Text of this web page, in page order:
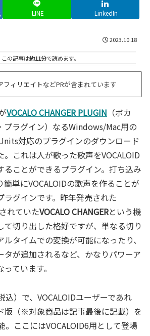
LINE LinkedIn
2023.10.18
この記事は約11分で読めます。
フィリエイトなどPRが含まれています
VOCALO CHANGER PLUGIN （ボカ
プラグイン）なるWindows/Mac用の
対応のプラグインのダウンロード
これは人が歌った歌声をVOCALOID
ることができるプラグイン。打ち込み
単にVOCALOIDの歌声を作ることが
ラグインです。昨年発売された
れていたVOCALO CHANGERという機
て切り出した格好ですが、単なる切り
タイムでの変換が可能になったり、
タが追加されるなど、かなりパワーア
ています。
込）で、VOCALOIDユーザーであれ
版（※対象商品は記事最後に記載）を
。ここにはVOCALOID6用として登場